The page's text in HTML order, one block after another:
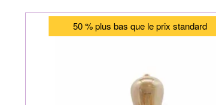
50 % plus bas que le prix standard